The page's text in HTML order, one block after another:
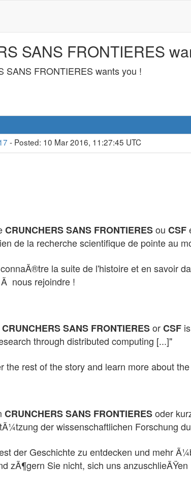
SANS FRONTIERES
SANS FRONTIERES wants you !
- Posted: 10 Mar 2016, 11:27:45 UTC
CRUNCHERS SANS FRONTIERESou CSF
de la recherche scientifique de pointe au
la suite de l'histoire et en savoir
nous rejoindre !
CRUNCHERS SANS FRONTIERESorCSF
through distributed computing [...]"
the rest of the story and learn more about the
CRUNCHERS SANS FRONTIERESoder
der wissenschaftlichen Forschung
der Geschichte zu entdecken und mehr
zÃ¶gern Sie nicht, sich uns anzuschlieÃŸen